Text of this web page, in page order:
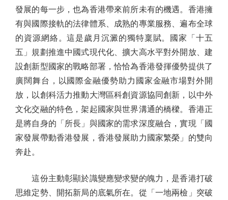
發展的每一步，也為香港帶來前所未有的機遇。香港擁
有與國際接軌的法律體系、成熟的專業服務、遍布全球
的資源網絡。這是歲月沉澱的獨特稟賦。國家「十五
五」規劃推進中國式現代化、擴大高水平對外開放、建
設創新型國家的戰略部署，恰恰為香港發揮優勢提供了
廣闊舞台，以國際金融優勢助力國家金融市場對外開
放，以創科活力推動大灣區科創資源協同創新，以中外
文化交融的特色，架起國家與世界溝通的橋樑。香港正
是將自身的「所長」與國家的需求深度融合，實現「國
家發展帶動香港發展，香港發展助力國家繁榮」的雙向
奔赴。
這份主動彰顯於識變應變求變的魄力，是香港打破
思維定勢、開拓新局的底氣所在。從「一地兩檢」突破